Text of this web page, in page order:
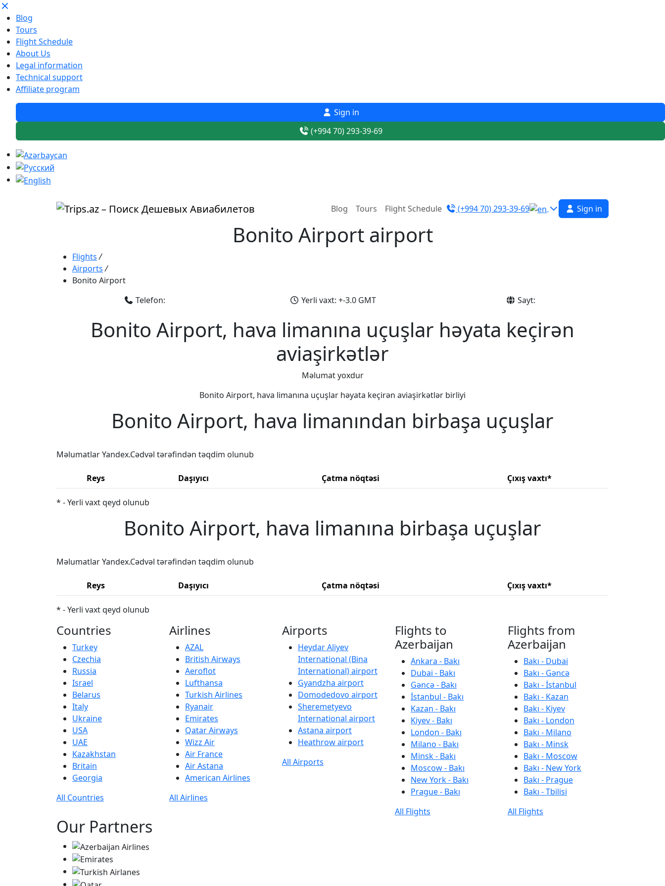
Blog
Tours
Flight Schedule
About Us
Legal information
Technical support
Affiliate program
Sign in
(+994 70) 293-39-69
Blog Tours Flight Schedule (+994 70) 293-39-69 Sign in
Bonito Airport airport
Flights /
Airports /
Bonito Airport
Telefon:
Yerli vaxt: +-3.0 GMT Sayt:
Bonito Airport, hava limanına uçuşlar həyata keçirən
aviaşirkətlər
Məlumat yoxdur
Bonito Airport, hava limanına uçuşlar həyata keçirən aviaşirkətlər birliyi
Bonito Airport, hava limanından birbaşa uçuşlar
Məlumatlar Yandex.Cədvəl tərəfindən təqdim olunub
Reys Daşıyıcı Çatma nöqtəsi Çıxış vaxtı*
* - Yerli vaxt qeyd olunub
Bonito Airport, hava limanına birbaşa uçuşlar
Məlumatlar Yandex.Cədvəl tərəfindən təqdim olunub
Reys Daşıyıcı Çatma nöqtəsi Çıxış vaxtı*
* - Yerli vaxt qeyd olunub
Countries
Turkey
Czechia
Russia
Israel
Belarus
Italy
Ukraine
USA
UAE
Kazakhstan
Britain
Georgia
All Countries
Airlines
AZAL
British Airways
Aeroflot
Lufthansa
Turkish Airlines
Ryanair
Emirates
Qatar Airways
Wizz Air
Air France
Air Astana
American Airlines
All Airlines
Airports
Heydar Aliyev
International (Bina
International) airport
Gyandzha airport
Domodedovo airport
Sheremetyevo
International airport
Astana airport
Heathrow airport
All Airports
Flights to
Azerbaijan
Ankara - Bakı
Dubai - Bakı
Gəncə - Bakı
İstanbul - Bakı
Kazan - Bakı
Kiyev - Bakı
London - Bakı
Milano - Bakı
Minsk - Bakı
Moscow - Bakı
New York - Bakı
Prague - Bakı
All Flights
Flights from
Azerbaijan
Bakı - Dubai
Bakı - Gəncə
Bakı - İstanbul
Bakı - Kazan
Bakı - Kiyev
Bakı - London
Bakı - Milano
Bakı - Minsk
Bakı - Moscow
Bakı - New York
Bakı - Prague
Bakı - Tbilisi
All Flights
Our Partners